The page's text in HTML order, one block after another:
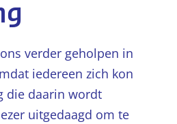
verder geholpen in
iedereen zich kon
die daarin wordt
uitgedaagd om te